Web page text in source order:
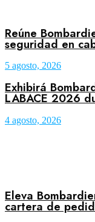
Reúne
seguridad en
5 agosto, 2026
Exhibirá
LABACE 2026
4 agosto, 2026
Eleva
cartera de